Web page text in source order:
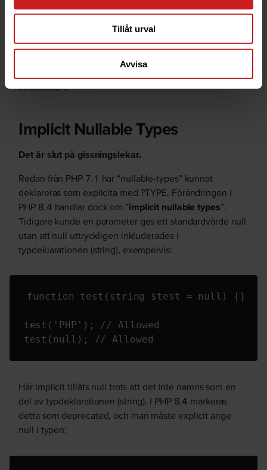
Tillåt urval
Avvisa
\Dom\HTMLDocument.
Det betyder att du kan söka igenom (
information.
Implicit Nullable Types
Det är slut på gissningslekar.
Redan från PHP 7.1 har “nullable-types” kunnat
deklareras som explicita med ?TYPE. Förändringen i
PHP 8.4 handlar dock om ”implicit nullable types”.
Tidigare kunde en parameter ges ett standardvärde null
utan att null uttryckligen inkluderades i
typdeklarationen (string), exempelvis:
function test(string $test = null) {}
test('PHP'); // Allowed
test(null); // Allowed
Här implicit tillåts null trots att det inte nämns som en
del av typdeklarationen (string). I PHP 8.4 markeras
detta som deprecated, och man måste explicit ange
null i typen: